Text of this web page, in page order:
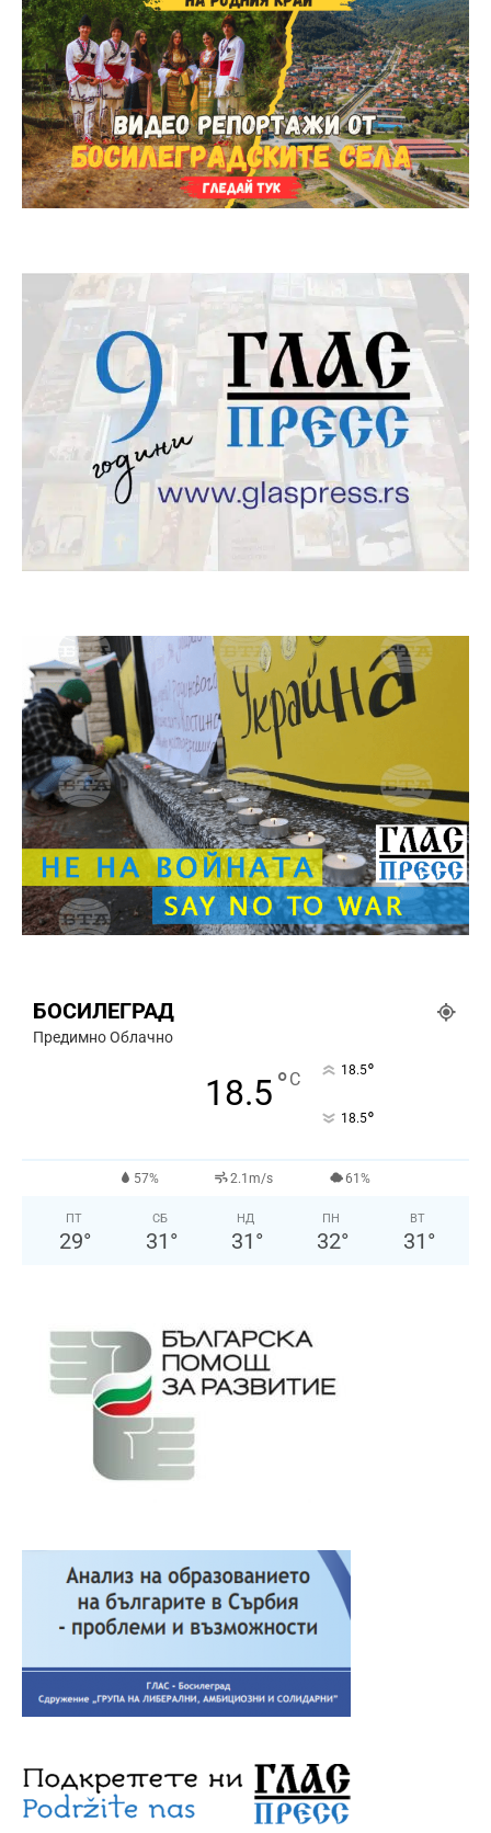
БОСИЛЕГРАД
Предимно Облачно
18.5°C 18.5°
18.5°
57% 2.1m/s 61%
ПТ
29°
СБ
31 °
НД
31 °
ПН
32°
ВТ
31 °